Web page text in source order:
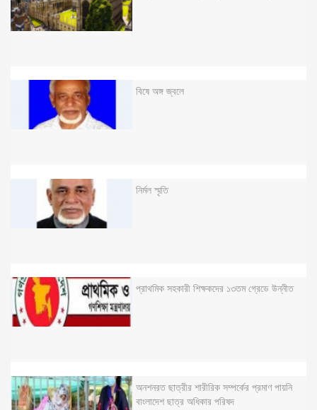
বিষে অঙ্গ জ্বলে
নির্মল স্মৃতি
প্রাথমিক সহকারী শিক্ষকদের ১৩তম গ্রেডে উন্নীত
অনশনরত ছাত্রীর শারীরিক সম্পর্কের প্রমাণ পায়নি
বাংলাদেশ ছাত্র অধিকার পরিষদ